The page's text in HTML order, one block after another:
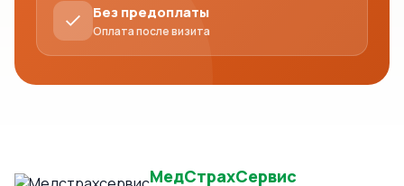
Без предоплаты
Оплата после визита
МедСтрахСервис